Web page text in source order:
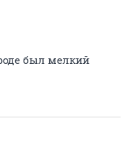
был мелкий